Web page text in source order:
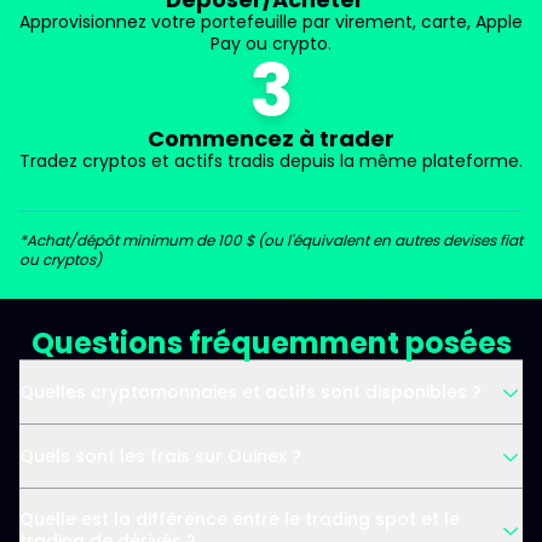
Approvisionnez votre portefeuille par virement, carte, Apple
Pay ou crypto.
3
Commencez à trader
Tradez cryptos et actifs tradis depuis la même plateforme.
*Achat/dépôt minimum de 100 $ (ou l'équivalent en autres devises fiat
ou cryptos)
Questions fréquemment posées